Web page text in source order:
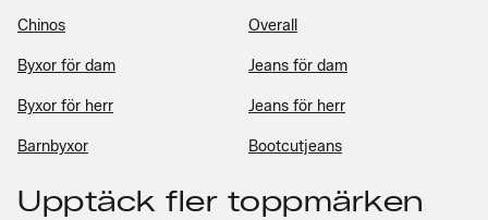
Chinos Overall
Byxor för dam Jeans för dam
Byxor för herr Jeans för herr
Barnbyxor Bootcutjeans
Upptäck fler toppmärken